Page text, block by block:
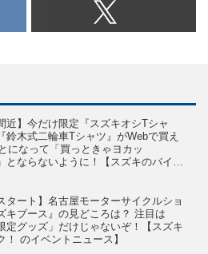
近】今だけ限定『スズキオシTシャ
鈴木式二輪車Tシャツ』がWebで買え
になって「買っときゃヨカッ
ならないように！【スズキのバイ
タート】名古屋モーターサイクルショ
キブース』の見どころは？ 注目は
定グッズ」だけじゃないぞ！【スズキ
！ のイベントニュース】